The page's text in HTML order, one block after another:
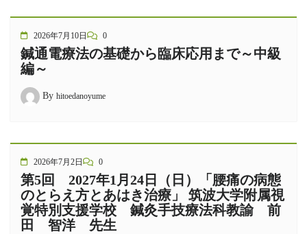
2026年7月10日 0
鍼通電療法の基礎から臨床応用まで～中級
編～
By hitoedanoyume
2026年7月2日 0
第5回 2027年1月24日（日）「腰痛の病態
のとらえ方とあはき治療」 筑波大学附属視
覚特別支援学校 鍼灸手技療法科教諭 前
田 智洋 先生